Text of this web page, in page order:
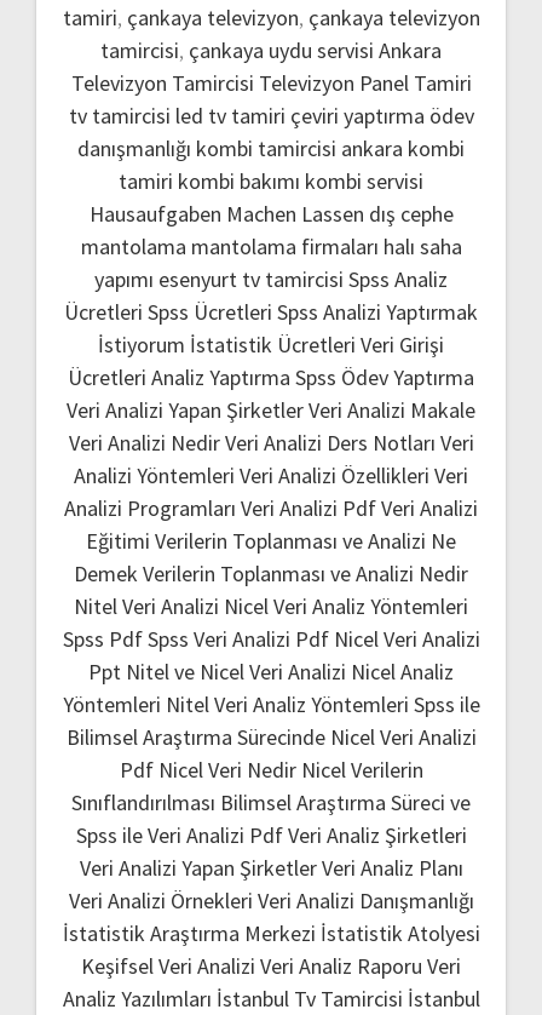
tamiri, çankaya televizyon, çankaya televizyon
tamircisi, çankaya uydu servisi Ankara
Televizyon Tamircisi Televizyon Panel Tamiri
tv tamircisi led tv tamiri çeviri yaptırma ödev
danışmanlığı kombi tamircisi ankara kombi
tamiri kombi bakımı kombi servisi
Hausaufgaben Machen Lassen dış cephe
mantolama mantolama firmaları halı saha
yapımı esenyurt tv tamircisi Spss Analiz
Ücretleri Spss Ücretleri Spss Analizi Yaptırmak
İstiyorum İstatistik Ücretleri Veri Girişi
Ücretleri Analiz Yaptırma Spss Ödev Yaptırma
Veri Analizi Yapan ŞirketlerVeri Analizi Makale
Veri Analizi NedirVeri Analizi Ders Notları Veri
Analizi Yöntemleri Veri Analizi Özellikleri Veri
Analizi Programları Veri Analizi PdfVeri Analizi
Eğitimi Verilerin Toplanması ve Analizi Ne
Demek Verilerin Toplanması ve Analizi Nedir
Nitel Veri Analizi Nicel Veri Analiz Yöntemleri
Spss PdfSpss Veri Analizi Pdf Nicel Veri Analizi
Ppt Nitel ve Nicel Veri Analizi Nicel Analiz
Yöntemleri Nitel Veri Analiz Yöntemleri Spss ile
Bilimsel Araştırma Sürecinde Nicel Veri Analizi
Pdf Nicel Veri Nedir Nicel Verilerin
Sınıflandırılması Bilimsel Araştırma Süreci ve
Spss ile Veri Analizi PdfVeri Analiz Şirketleri
Veri Analizi Yapan ŞirketlerVeri Analiz Planı
Veri Analizi Örnekleri Veri Analizi Danışmanlığı
İstatistik Araştırma Merkezi İstatistik Atolyesi
Keşifsel Veri Analizi Veri Analiz Raporu Veri
Analiz Yazılımları İstanbul Tv Tamircisi İstanbul